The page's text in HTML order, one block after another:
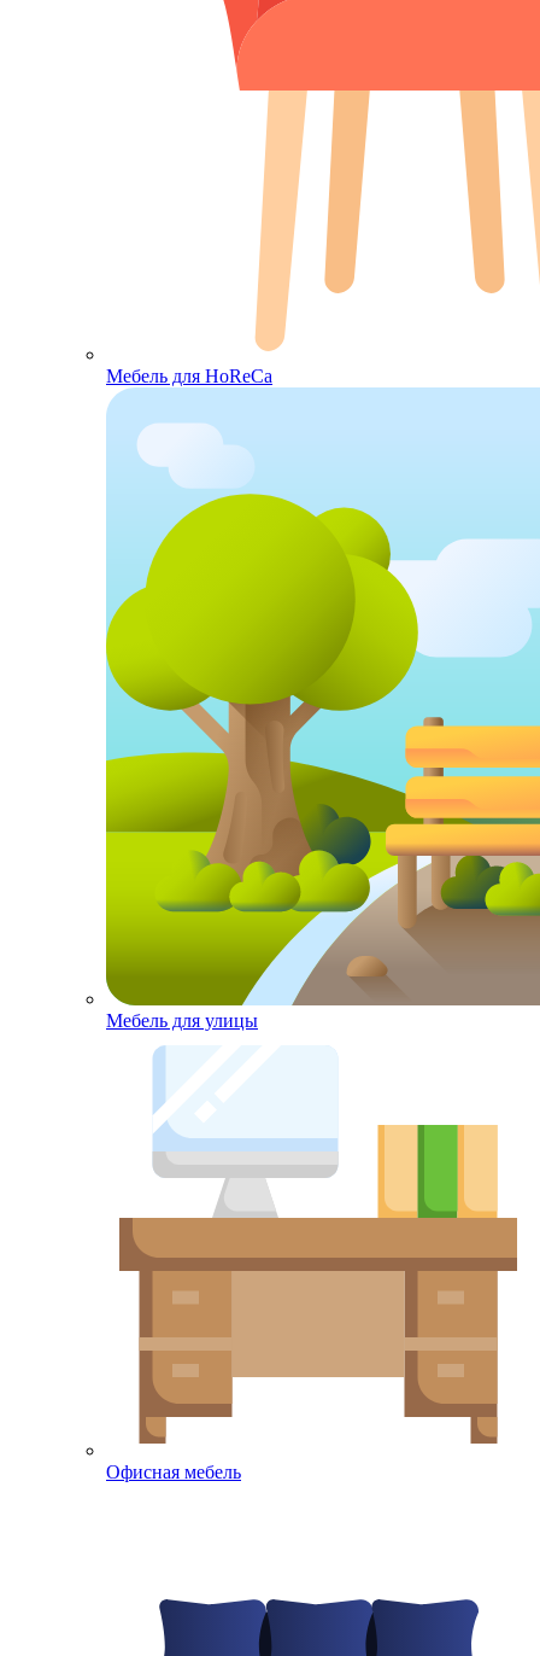
Мебель для HoReCa
Мебель для улицы
Офисная мебель